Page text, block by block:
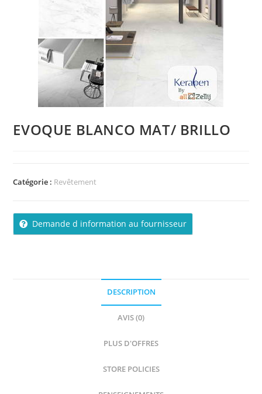
EVOQUE BLANCO MAT/ BRILLO
Catégorie : Revêtement
Demande d information au fournisseur
DESCRIPTION
AVIS (0)
PLUS D'OFFRES
STORE POLICIES